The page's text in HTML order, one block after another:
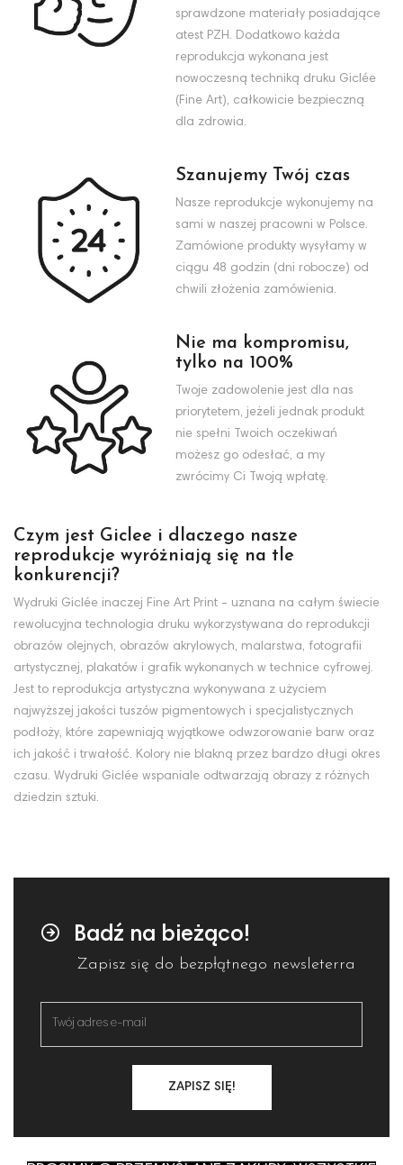
sprawdzone materiały posiadające
atest PZH. Dodatkowo każda
reprodukcja wykonana jest
nowoczesną techniką druku Giclée
(Fine Art), całkowicie bezpieczną
dla zdrowia.
Szanujemy Twój czas
Nasze reprodukcje wykonujemy na
sami w naszej pracowni w Polsce.
Zamówione produkty wysyłamy w
ciągu 48 godzin (dni robocze) od
chwili złożenia zamówienia.
Nie ma kompromisu,
tylko na 100%
Twoje zadowolenie jest dla nas
priorytetem, jeżeli jednak produkt
nie spełni Twoich oczekiwań
możesz go odesłać, a my
zwrócimy Ci Twoją wpłatę.
Czym jest Giclee i dlaczego nasze
reprodukcje wyróżniają się na tle
konkurencji?
Wydruki Giclée inaczej Fine Art Print - uznana na całym świecie
rewolucyjna technologia druku wykorzystywana do reprodukcji
obrazów olejnych, obrazów akrylowych, malarstwa, fotografii
artystycznej, plakatów i grafik wykonanych w technice cyfrowej.
Jest to reprodukcja artystyczna wykonywana z użyciem
najwyższej jakości tuszów pigmentowych i specjalistycznych
podłoży, które zapewniają wyjątkowe odwzorowanie barw oraz
ich jakość i trwałość. Kolory nie blakną przez bardzo długi okres
czasu. Wydruki Giclée wspaniale odtwarzają obrazy z różnych
dziedzin sztuki.
Badź na bieżąco!
Zapisz się do bezpłątnego newsleterra
ZAPISZ SIĘ!